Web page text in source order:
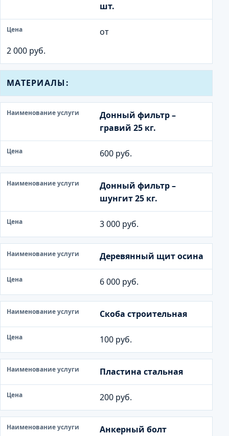
шт.
от
2 000 руб.
МАТЕРИАЛЫ:
Донный фильтр –
гравий 25 кг.
600 руб.
Донный фильтр –
шунгит 25 кг.
3 000 руб.
Деревянный щит осина
6 000 руб.
Скоба строительная
100 руб.
Пластина стальная
200 руб.
Анкерный болт